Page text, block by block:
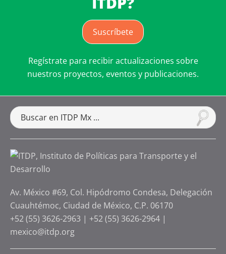
Suscríbete
Regístrate para recibir actualizaciones sobre
nuestros proyectos, eventos y publicaciones.
Av. México #69, Col. Hipódromo Condesa, Delegación
Cuauhtémoc, Ciudad de México, C.P. 06170
+52 (55) 3626-2963 | +52 (55) 3626-2964 |
mexico@itdp.org